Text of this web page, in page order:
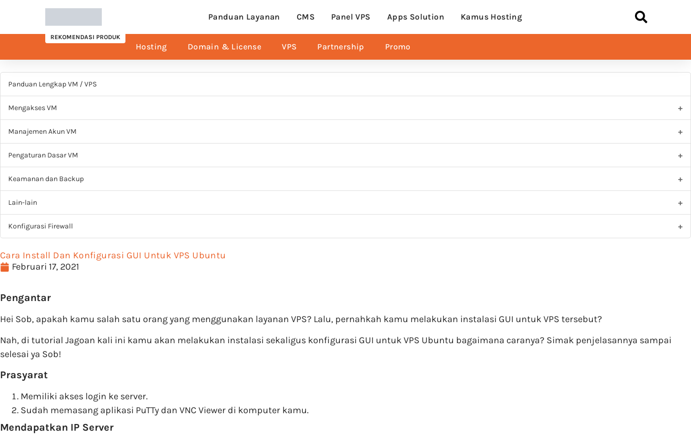
Panduan Layanan CMS Panel VPS Apps Solution Kamus Hosting
REKOMENDASI PRODUK
Hosting Domain & License VPS Partnership Promo
Panduan Lengkap VM / VPS
Mengakses VM
Manajemen Akun VM
Pengaturan Dasar VM
Keamanan dan Backup
Lain-lain
Konfigurasi Firewall
Cara Install Dan Konfigurasi GUI Untuk VPS Ubuntu
Februari 17, 2021
Pengantar
Hei Sob, apakah kamu salah satu orang yang menggunakan layanan VPS? Lalu, pernahkah kamu melakukan instalasi GUI untuk VPS tersebut?
Nah, di tutorial Jagoan kali ini kamu akan melakukan instalasi sekaligus konfigurasi GUI untuk VPS Ubuntu bagaimana caranya? Simak penjelasannya sampai
selesai ya Sob!
Prasyarat
Memiliki akses login ke server.
Sudah memasang aplikasi PuTTy dan VNC Viewer di komputer kamu.
Mendapatkan IP Server